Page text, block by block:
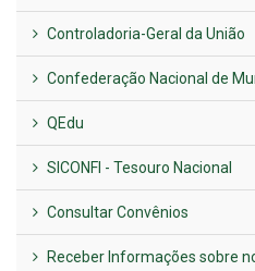
Controladoria-Geral da União
Confederação Nacional de
QEdu
SICONFI - Tesouro Nacional
Consultar Convênios
Receber Informações sobre